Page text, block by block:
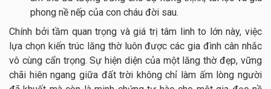
phong nề nếp của con cháu đời sau.
Chính bởi tầm quan trọng và giá trị tâm linh to lớn này, việc
lựa chọn kiến trúc lăng thờ luôn được các gia đình cân nhắc
vô cùng cẩn trọng. Sự hiện diện của một lăng thờ đẹp, vững
chãi hiên ngang giữa đất trời không chỉ làm ấm lòng người